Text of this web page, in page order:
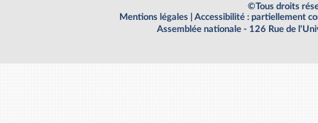
©Tous droits
Mentions légales
Accessibilité : partiellement
Assemblée nationale - 126 Rue de